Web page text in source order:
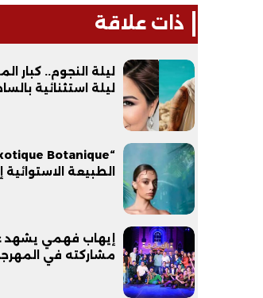
ذات علاقة
ليلة النجوم.. كبار
ليلة استثنائية
الطبيعة
إيهاب فهمي يشهد
مشاركته في